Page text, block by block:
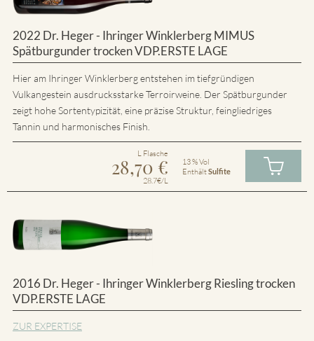
2022 Dr. Heger - Ihringer Winklerberg MIMUS
Spätburgunder trocken VDP.ERSTE LAGE
Hier am Ihringer Winklerberg entstehen im tiefgründigen
Vulkangestein ausdrucksstarke Terroirweine. Der Spätburgunder
zeigt hohe Sortentypizität, eine präzise Struktur, feingliedriges
Tannin und harmonisches Finish.
L Flasche
28,70 €
28.7€/L
13 % Vol
EnthältSulfite
2016 Dr. Heger - Ihringer Winklerberg Riesling trocken
VDP.ERSTE LAGE
ZUR EXPERTISE